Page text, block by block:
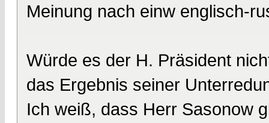
Meinung nach einw englisch-
Würde es der H. Präsident
das Ergebnis seiner
Ich weiß, dass Herr Sasonow